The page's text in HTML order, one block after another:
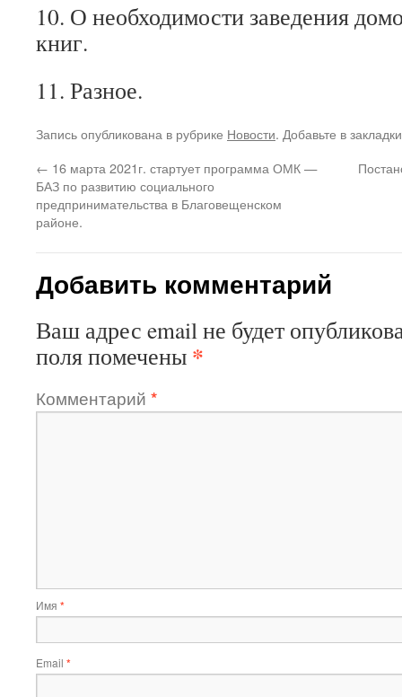
10. О необходимости заведения
книг.
11. Разное.
Запись опубликована в рубрике Новости. Добавьте в
← 16 марта 2021г. стартует программа ОМК —
БАЗ по развитию социального
предпринимательства в Благовещенском
районе.
Добавить комментарий
Ваш адрес email не будет
поля помечены *
Комментарий *
Имя *
Email *